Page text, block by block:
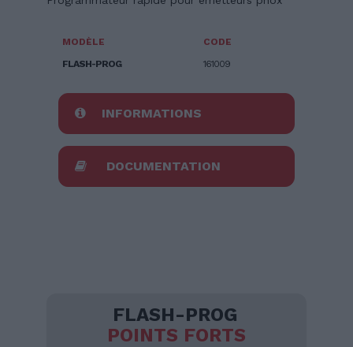
MODÈLE
CODE
FLASH-PROG
161009
INFORMATIONS
DOCUMENTATION
FLASH-PROG
POINTS FORTS